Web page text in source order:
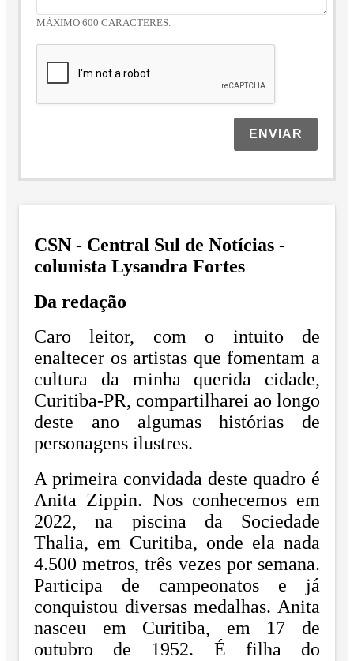
MÁXIMO 600 CARACTERES.
ENVIAR
CSN - Central Sul de Notícias -
colunista Lysandra Fortes
Da redação
Caro leitor, com o intuito de
enaltecer os artistas que fomentam a
cultura da minhaquerida cidade,
Curitiba-PR, compartilharei ao longo
deste ano algumas histórias de
personagens ilustres.
A primeira convidada deste quadro é
Anita Zippin. Nos conhecemos em
2022, na piscina da Sociedade
Thalia, em Curitiba, onde ela nada
4.500 metros, três vezes por semana.
Participa de campeonatos e já
conquistou diversas medalhas. Anita
nasceu em Curitiba, em 17 de
outubro de 1952. É filha do